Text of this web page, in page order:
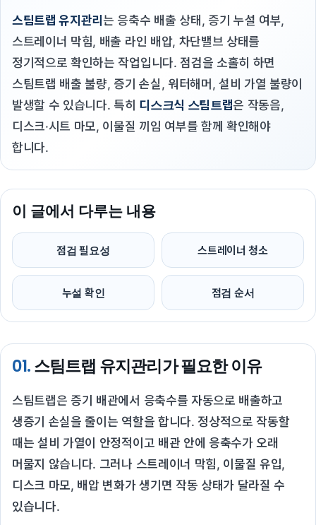
스팀트랩 유지관리 는 응축수 배출 상태, 증기 누설 여부,
스트레이너 막힘, 배출 라인 배압, 차단밸브 상태를
정기적으로 확인하는 작업입니다. 점검을 소홀히 하면
스팀트랩 배출 불량, 증기 손실, 워터해머, 설비 가열 불량이
발생할 수 있습니다. 특히 디스크식 스팀트랩은 작동음,
디스크·시트 마모, 이물질 끼임 여부를 함께 확인해야
합니다.
이 글에서 다루는 내용
점검 필요성 스트레이너 청소
누설 확인 점검 순서
01.스팀트랩 유지관리가 필요한 이유
스팀트랩은 증기 배관에서 응축수를 자동으로 배출하고
생증기 손실을 줄이는 역할을 합니다. 정상적으로 작동할
때는 설비 가열이 안정적이고 배관 안에 응축수가 오래
머물지 않습니다. 그러나 스트레이너 막힘, 이물질 유입,
디스크 마모, 배압 변화가 생기면 작동 상태가 달라질 수
있습니다.